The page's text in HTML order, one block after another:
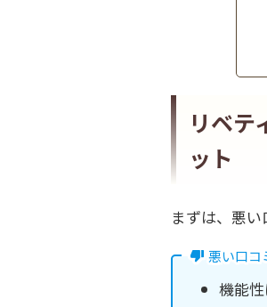
リベテ
ット
まずは、悪い
悪い口コ
機能